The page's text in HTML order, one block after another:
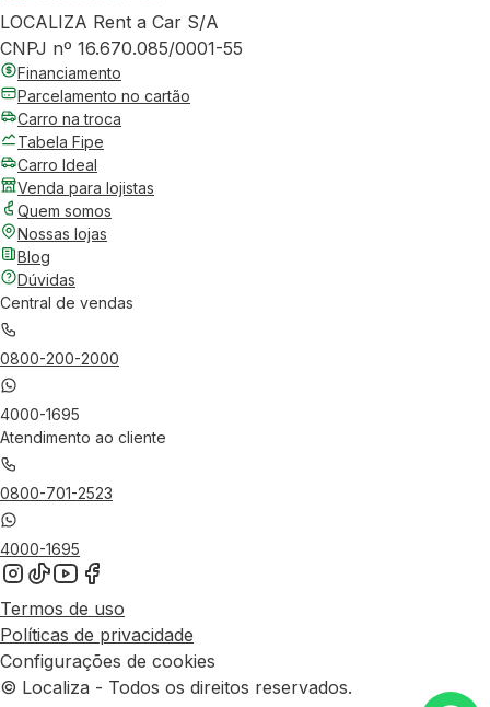
LOCALIZA Rent a Car S/A
CNPJ nº 16.670.085/0001-55
Financiamento
Parcelamento no cartão
Carro na troca
Tabela Fipe
Carro Ideal
Venda para lojistas
Quem somos
Nossas lojas
Blog
Dúvidas
Central de vendas
0800-200-2000
4000-1695
Atendimento ao cliente
0800-701-2523
4000-1695
Termos de uso
Políticas de privacidade
Configurações de cookies
© Localiza - Todos os direitos reservados.